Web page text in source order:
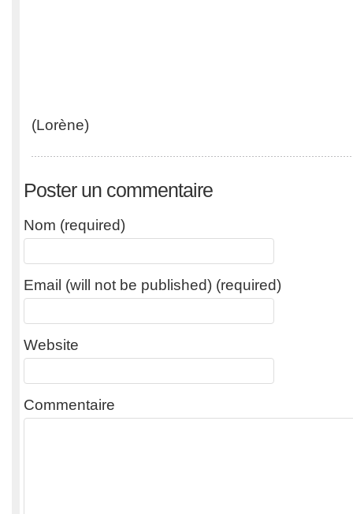
(Lorène)
Poster un commentaire
Nom (required)
Email (will not be published) (required)
Website
Commentaire